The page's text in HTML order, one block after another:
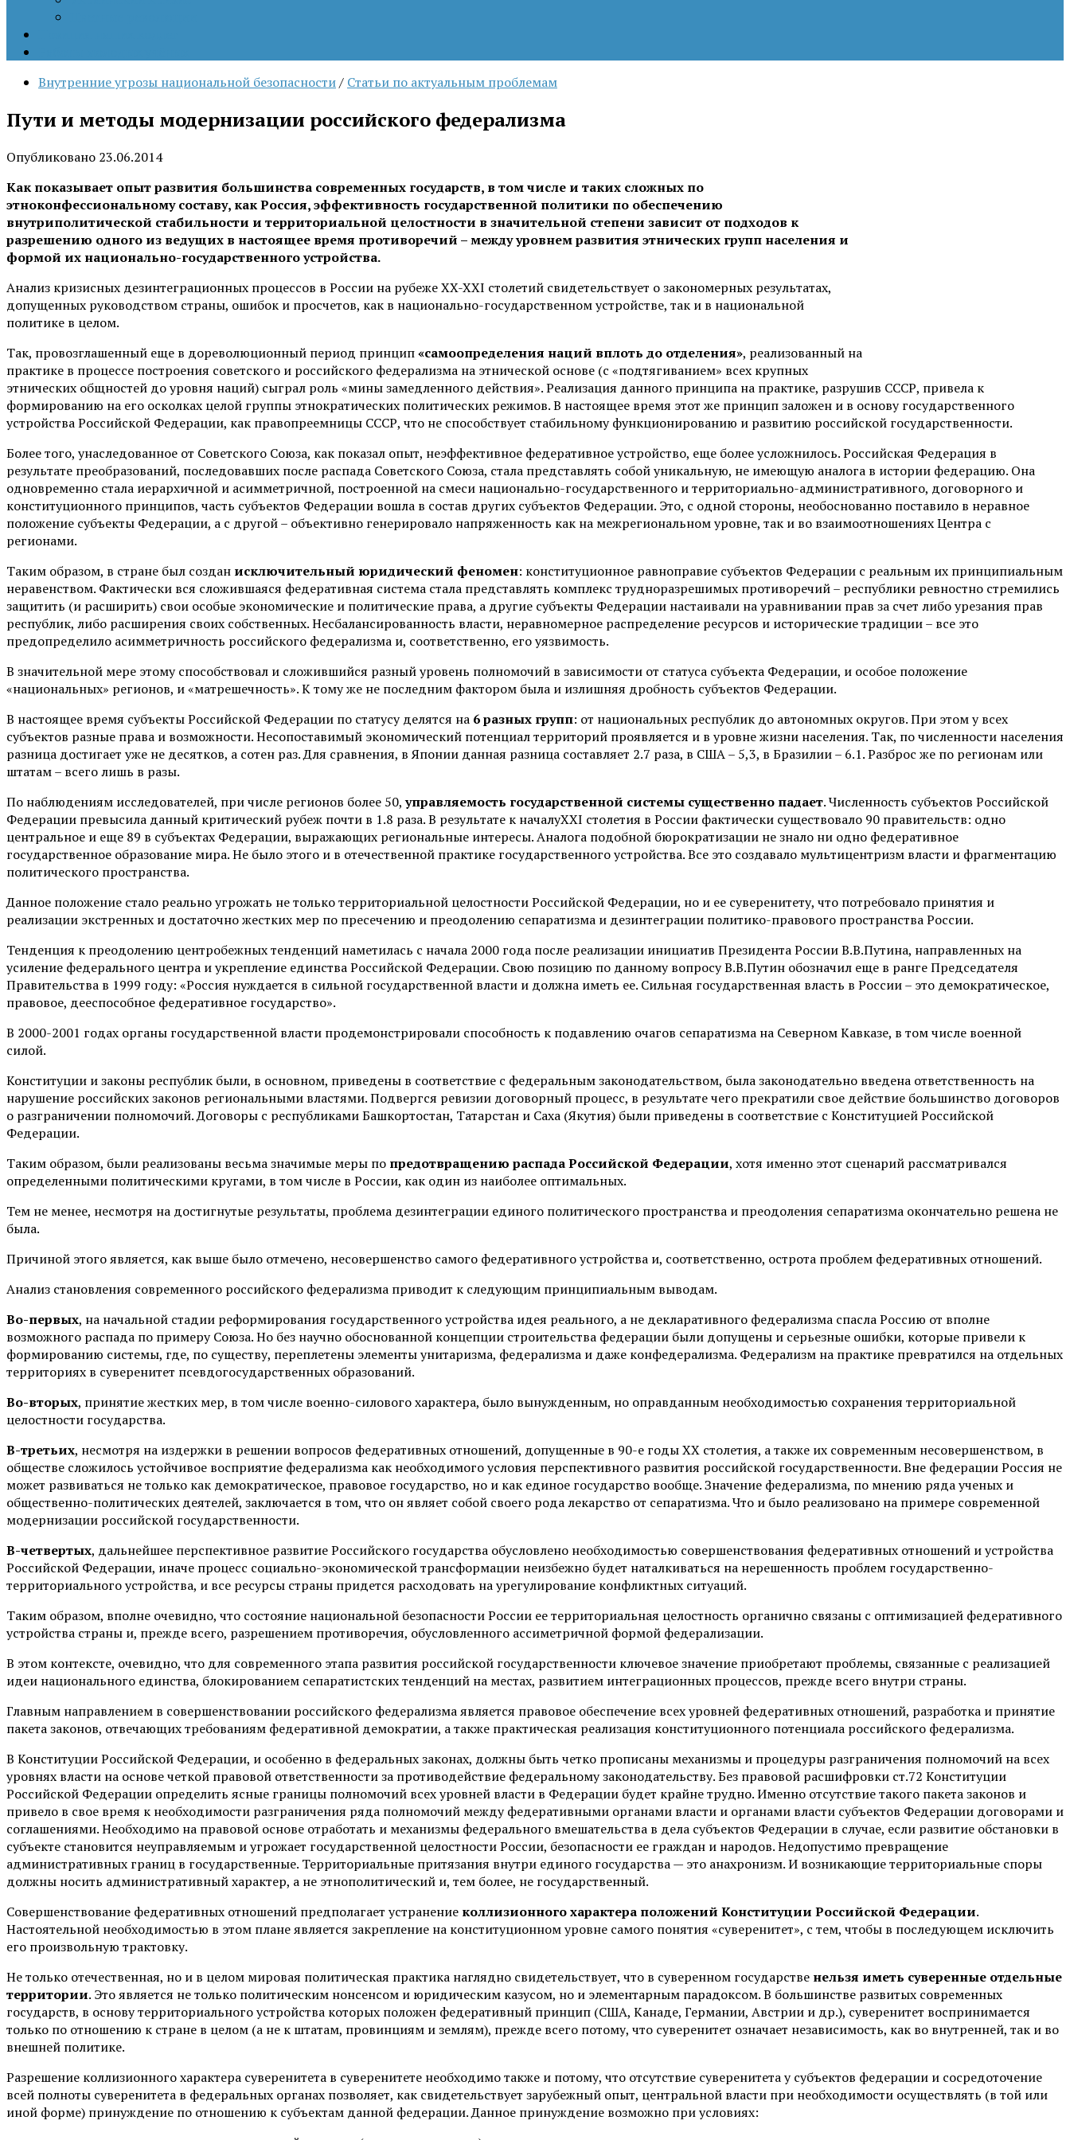
Внутренние угрозы национальной безопасности/ Статьи по актуальным проблемам
Пути и методы модернизации российского федерализма
Опубликовано 23.06.2014
Как показывает опыт развития большинства современных государств, в том числе и таких сложных по
этноконфессиональному составу, как Россия, эффективность государственной политики по обеспечению
внутриполитической стабильности и территориальной целостности в значительной степени зависит от подходов к
разрешению одного из ведущих в настоящее время противоречий – между уровнем развития этнических групп населения и
формой их национально-государственного устройства.
Анализ кризисных дезинтеграционных процессов в России на рубеже XX-XXI столетий свидетельствует о закономерных результатах,
допущенных руководством страны, ошибок и просчетов, как в национально-государственном устройстве, так и в национальной
политике в целом.
Так, провозглашенный еще в дореволюционный период принцип«самоопределения наций вплоть до отделения», реализованный на
практике в процессе построения советского и российского федерализма на этнической основе (с «подтягиванием» всех крупных
этнических общностей до уровня наций) сыграл роль «мины замедленного действия». Реализация данного принципа на практике, разрушив СССР, привела к
формированию на его осколках целой группы этнократических политических режимов. В настоящее время этот же принцип заложен и в основу государственного
устройства Российской Федерации, как правопреемницы СССР, что не способствует стабильному функционированию и развитию российской государственности.
Более того, унаследованное от Советского Союза, как показал опыт, неэффективное федеративное устройство, еще более усложнилось. Российская Федерация в
результате преобразований, последовавших после распада Советского Союза, стала представлять собой уникальную, не имеющую аналога в истории федерацию. Она
одновременно стала иерархичной и асимметричной, построенной на смеси национально-государственного и территориально-административного, договорного и
конституционного принципов, часть субъектов Федерации вошла в состав других субъектов Федерации. Это, с одной стороны, необоснованно поставило в неравное
положение субъекты Федерации, а с другой – объективно генерировало напряженность как на межрегиональном уровне, так и во взаимоотношениях Центра с
регионами.
Таким образом, в стране был создан исключительный юридический феномен: конституционное равноправие субъектов Федерации с реальным их принципиальным
неравенством. Фактически вся сложившаяся федеративная система стала представлять комплекс трудноразрешимых противоречий – республики ревностно стремились
защитить (и расширить) свои особые экономические и политические права, а другие субъекты Федерации настаивали на уравнивании прав за счет либо урезания прав
республик, либо расширения своих собственных. Несбалансированность власти, неравномерное распределение ресурсов и исторические традиции – все это
предопределило асимметричность российского федерализма и, соответственно, его уязвимость.
В значительной мере этому способствовал и сложившийся разный уровень полномочий в зависимости от статуса субъекта Федерации, и особое положение
«национальных» регионов, и «матрешечность». К тому же не последним фактором была и излишняя дробность субъектов Федерации.
В настоящее время субъекты Российской Федерации по статусу делятся на 6 разных групп: от национальных республик до автономных округов. При этом у всех
субъектов разные права и возможности. Несопоставимый экономический потенциал территорий проявляется и в уровне жизни населения. Так, по численности населения
разница достигает уже не десятков, а сотен раз. Для сравнения, в Японии данная разница составляет 2.7 раза, в США – 5,3, в Бразилии – 6.1. Разброс же по регионам или
штатам – всего лишь в разы.
По наблюдениям исследователей, при числе регионов более 50,управляемость государственной системы существенно падает. Численность субъектов Российской
Федерации превысила данный критический рубеж почти в 1.8 раза. В результате к началуXXI столетия в России фактически существовало 90 правительств: одно
центральное и еще 89 в субъектах Федерации, выражающих региональные интересы. Аналога подобной бюрократизации не знало ни одно федеративное
государственное образование мира. Не было этого и в отечественной практике государственного устройства. Все это создавало мультицентризм власти и фрагментацию
политического пространства.
Данное положение стало реально угрожать не только территориальной целостности Российской Федерации, но и ее суверенитету, что потребовало принятия и
реализации экстренных и достаточно жестких мер по пресечению и преодолению сепаратизма и дезинтеграции политико-правового пространства России.
Тенденция к преодолению центробежных тенденций наметилась с начала 2000 года после реализации инициатив Президента России В.В.Путина, направленных на
усиление федерального центра и укрепление единства Российской Федерации. Свою позицию по данному вопросу В.В.Путин обозначил еще в ранге Председателя
Правительства в 1999 году: «Россия нуждается в сильной государственной власти и должна иметь ее. Сильная государственная власть в России – это демократическое,
правовое, дееспособное федеративное государство».
В 2000-2001 годах органы государственной власти продемонстрировали способность к подавлению очагов сепаратизма на Северном Кавказе, в том числе военной
силой.
Конституции и законы республик были, в основном, приведены в соответствие с федеральным законодательством, была законодательно введена ответственность на
нарушение российских законов региональными властями. Подвергся ревизии договорный процесс, в результате чего прекратили свое действие большинство договоров
о разграничении полномочий. Договоры с республиками Башкортостан, Татарстан и Саха (Якутия) были приведены в соответствие с Конституцией Российской
Федерации.
Таким образом, были реализованы весьма значимые меры по предотвращению распада Российской Федерации, хотя именно этот сценарий рассматривался
определенными политическими кругами, в том числе в России, как один из наиболее оптимальных.
Тем не менее, несмотря на достигнутые результаты, проблема дезинтеграции единого политического пространства и преодоления сепаратизма окончательно решена не
была.
Причиной этого является, как выше было отмечено, несовершенство самого федеративного устройства и, соответственно, острота проблем федеративных отношений.
Анализ становления современного российского федерализма приводит к следующим принципиальным выводам.
Во-первых, на начальной стадии реформирования государственного устройства идея реального, а не декларативного федерализма спасла Россию от вполне
возможного распада по примеру Союза. Но без научно обоснованной концепции строительства федерации были допущены и серьезные ошибки, которые привели к
формированию системы, где, по существу, переплетены элементы унитаризма, федерализма и даже конфедерализма. Федерализм на практике превратился на отдельных
территориях в суверенитет псевдогосударственных образований.
Во-вторых, принятие жестких мер, в том числе военно-силового характера, было вынужденным, но оправданным необходимостью сохранения территориальной
целостности государства.
В-третьих, несмотря на издержки в решении вопросов федеративных отношений, допущенные в 90-е годы XX столетия, а также их современным несовершенством, в
обществе сложилось устойчивое восприятие федерализма как необходимого условия перспективного развития российской государственности. Вне федерации Россия не
может развиваться не только как демократическое, правовое государство, но и как единое государство вообще. Значение федерализма, по мнению ряда ученых и
общественно-политических деятелей, заключается в том, что он являет собой своего рода лекарство от сепаратизма. Что и было реализовано на примере современной
модернизации российской государственности.
В-четвертых, дальнейшее перспективное развитие Российского государства обусловлено необходимостью совершенствования федеративных отношений и устройства
Российской Федерации, иначе процесс социально-экономической трансформации неизбежно будет наталкиваться на нерешенность проблем государственно-
территориального устройства, и все ресурсы страны придется расходовать на урегулирование конфликтных ситуаций.
Таким образом, вполне очевидно, что состояние национальной безопасности России ее территориальная целостность органично связаны с оптимизацией федеративного
устройства страны и, прежде всего, разрешением противоречия, обусловленного ассиметричной формой федерализации.
В этом контексте, очевидно, что для современного этапа развития российской государственности ключевое значение приобретают проблемы, связанные с реализацией
идеи национального единства, блокированием сепаратистских тенденций на местах, развитием интеграционных процессов, прежде всего внутри страны.
Главным направлением в совершенствовании российского федерализма является правовое обеспечение всех уровней федеративных отношений, разработка и принятие
пакета законов, отвечающих требованиям федеративной демократии, а также практическая реализация конституционного потенциала российского федерализма.
В Конституции Российской Федерации, и особенно в федеральных законах, должны быть четко прописаны механизмы и процедуры разграничения полномочий на всех
уровнях власти на основе четкой правовой ответственности за противодействие федеральному законодательству. Без правовой расшифровки ст.72 Конституции
Российской Федерации определить ясные границы полномочий всех уровней власти в Федерации будет крайне трудно. Именно отсутствие такого пакета законов и
привело в свое время к необходимости разграничения ряда полномочий между федеративными органами власти и органами власти субъектов Федерации договорами и
соглашениями. Необходимо на правовой основе отработать и механизмы федерального вмешательства в дела субъектов Федерации в случае, если развитие обстановки в
субъекте становится неуправляемым и угрожает государственной целостности России, безопасности ее граждан и народов. Недопустимо превращение
административных границ в государственные. Территориальные притязания внутри единого государства — это анахронизм. И возникающие территориальные споры
должны носить административный характер, а не этнополитический и, тем более, не государственный.
Совершенствование федеративных отношений предполагает устранение коллизионного характера положений Конституции Российской Федерации.
Настоятельной необходимостью в этом плане является закрепление на конституционном уровне самого понятия «суверенитет», с тем, чтобы в последующем исключить
его произвольную трактовку.
Не только отечественная, но и в целом мировая политическая практика наглядно свидетельствует, что в суверенном государстве нельзя иметь суверенные отдельные
территории. Это является не только политическим нонсенсом и юридическим казусом, но и элементарным парадоксом. В большинстве развитых современных
государств, в основу территориального устройства которых положен федеративный принцип (США, Канаде, Германии, Австрии и др.), суверенитет воспринимается
только по отношению к стране в целом (а не к штатам, провинциям и землям), прежде всего потому, что суверенитет означает независимость, как во внутренней, так и во
внешней политике.
Разрешение коллизионного характера суверенитета в суверенитете необходимо также и потому, что отсутствие суверенитета у субъектов федерации и сосредоточение
всей полноты суверенитета в федеральных органах позволяет, как свидетельствует зарубежный опыт, центральной власти при необходимости осуществлять (в той или
иной форме) принуждение по отношению к субъектам данной федерации. Данное принуждение возможно при условиях: